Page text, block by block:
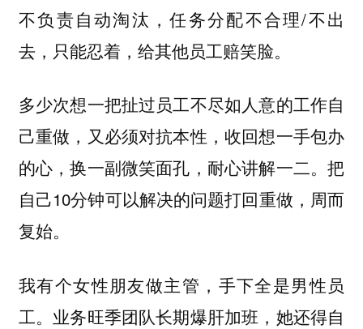
不负责自动淘汰，任务分配不合理/不出
去，只能忍着，给其他员工赔笑脸。
多少次想一把扯过员工不尽如人意的工作自
己重做，又必须对抗本性，收回想一手包办
的心，换一副微笑面孔，耐心讲解一二。把
自己10分钟可以解决的问题打回重做，周而
复始。
我有个女性朋友做主管，手下全是男性员
工。业务旺季团队长期爆肝加班，她还得自